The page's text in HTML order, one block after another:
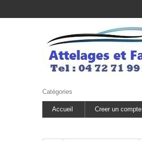
Catégories
Accueil Creer un compte